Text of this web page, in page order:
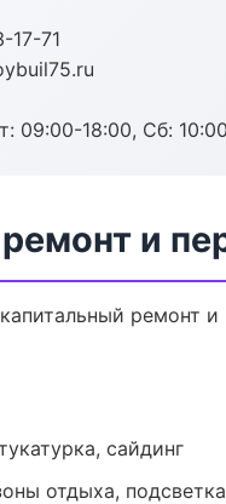
17-71
09:00-18:00, Сб:
и
ремонт
сайдинг
отдыха, подсветка